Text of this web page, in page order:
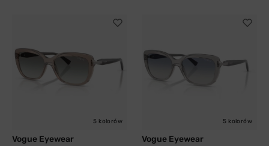
5 kolorów
Vogue Eyewear
5 kolorów
Vogue Eyewear